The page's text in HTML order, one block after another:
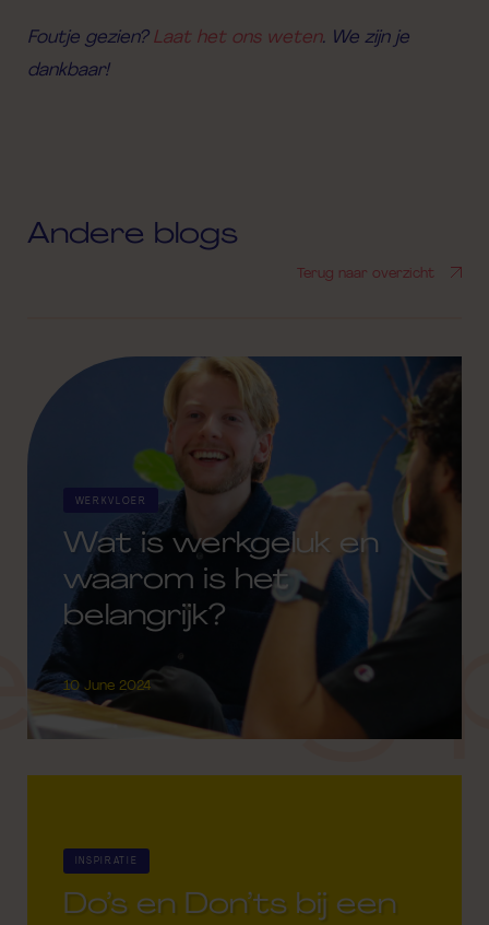
Foutje gezien? Laat het ons weten. We zijn je
dankbaar!
blog
Andere blogs
Terug naar overzicht
WERKVLOER
Wat is werkgeluk en
waarom is het
belangrijk?
10 June 2024
INSPIRATIE
Do’s en Don’ts bij een